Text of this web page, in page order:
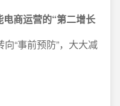
商运营的“第二增长
向“事前预防”，大大减